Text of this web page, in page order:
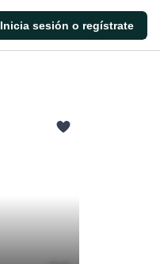
Inicia sesión o regístrate